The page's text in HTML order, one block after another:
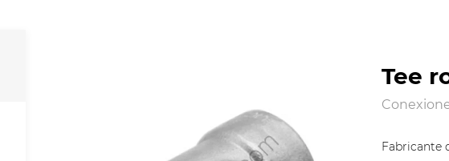
Tee
Fabricante